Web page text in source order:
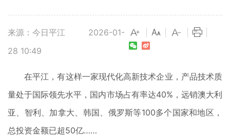
来源：今日平江
2026-01-
28 10:49
在平江，有这样一家现代化高新技术企业，产品技术质
量处于国际领先水平，国内市场占有率达40%，远销澳大利
亚、智利、加拿大、韩国、俄罗斯等100多个国家和地区，
总投资金额已超50亿……